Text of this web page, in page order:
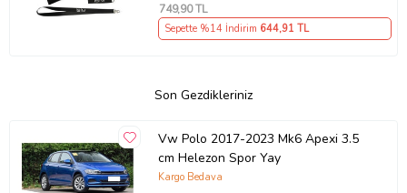
749,90 TL
Sepette %14 İndirim 644,91 TL
Son Gezdikleriniz
Vw Polo 2017-2023 Mk6 Apexi 3.5
cm Helezon Spor Yay
Kargo Bedava